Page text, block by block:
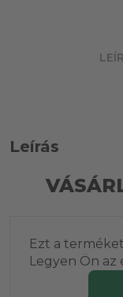
Leírás
Ezt a
Legyen Ön az